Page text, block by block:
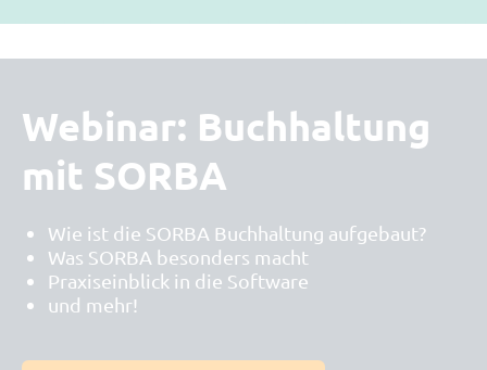
Webinar: Buchhaltung
mit SORBA
Wie ist die SORBA Buchhaltung aufgebaut?
Was SORBA besonders macht
Praxiseinblick in die Software
und mehr!